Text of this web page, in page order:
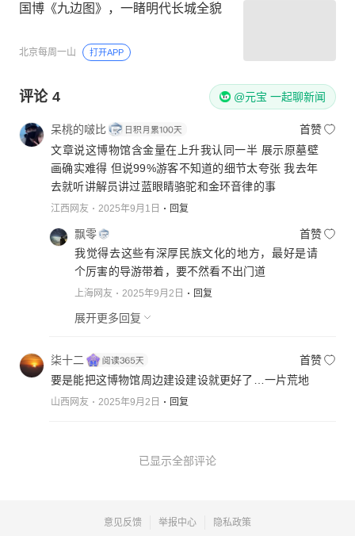
国博《九边图》，一睹明代长城全貌
北京每周一山 打开APP
评论 4 @元宝 一起聊新闻
呆桃的啵比
首赞
文章说这博物馆含金量在上升我认同一半 展示原墓壁
画确实难得 但说99%游客不知道的细节太夸张 我去年
去就听讲解员讲过蓝眼睛骆驼和金环音律的事
江西网友 2025年9月1日 回复
飘零
首赞
我觉得去这些有深厚民族文化的地方，最好是请
个厉害的导游带着，要不然看不出门道
上海网友 2025年9月2日 回复
展开更多回复
柒十二
首赞
要是能把这博物馆周边建设建设就更好了…一片荒地
山西网友 2025年9月2日 回复
已显示全部评论
意见反馈 举报中心 隐私政策